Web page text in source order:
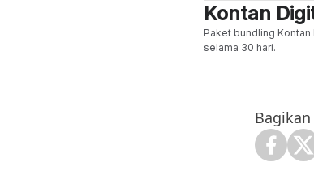
Kontan
Paket bundling
selama 30 hari.
Bagikan